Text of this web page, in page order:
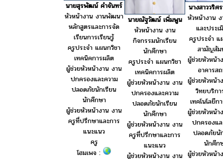
นายสุรพัฒน์ คำจันทร์
หัวหน้างาน งานพัฒนา
หลักสูตรและการจัด
เรียนการเรียนรู้
ครูประจำ แผนกวิชา
เทคนิคการผลิต
ผู้ช่วยหัวหน้างาน งาน
ปกครองและความ
ปลอดภัยนักเรียน
นักศึกษา
ผู้ช่วยหัวหน้างาน งาน
ครูที่ปรึกษาและการ
แนะแนว
ครู
โฮมเพจ :
นายณัฐวัฒน์ เพิ่มพูน
หัวหน้างาน งาน
กิจกรรมนักเรียน
นักศึกษา
ครูประจำ แผนกวิชา
เทคนิคการผลิต
ผู้ช่วยหัวหน้างาน งาน
ปกครองและความ
ปลอดภัยนักเรียน
นักศึกษา
ผู้ช่วยหัวหน้างาน งาน
ครูที่ปรึกษาและการ
แนะแนว
ผู้ช่วยหัวหน้างาน งาน
นางสาววริศ
หัวหน้างาน
และประเ
ครูประจำ แ
สามัญสั
ผู้ช่วยหัวหน้า
อาคารส
ผู้ช่วยหัวหน้า
วิทยบริกา
เทคโนโลยีก
ผู้ช่วยหัวหน้า
ปกครองแ
ปลอดภัยนั
นักศึก
ผู้ช่วยหัวหน้า